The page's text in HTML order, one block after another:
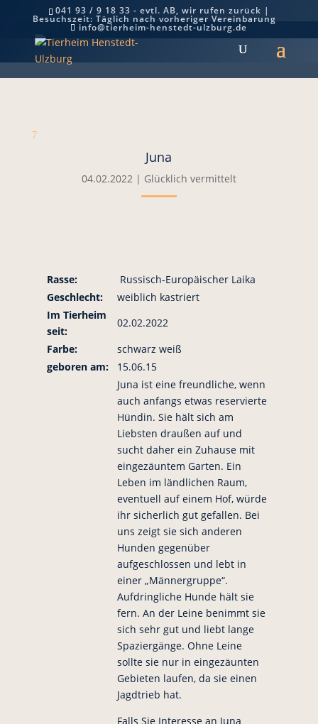
041 93 / 9 18 33 - evtl. AB, wir rufen zurück |
Besuchszeit: Täglich nach vorheriger Vereinbarung
info@tierheim-henstedt-ulzburg.de
Juna
7
Juna
04.02.2022| Glücklich vermittelt
Rasse:
Russisch-Europäischer Laika
Geschlecht:
weiblich kastriert
Im Tierheim
seit:
02.02.2022
Farbe:
schwarz weiß
geboren am:
15.06.15
Juna ist eine freundliche, wenn
auch anfangs etwas reservierte
Hündin. Sie hält sich am
Liebsten draußen auf und
sucht daher ein Zuhause mit
eingezäuntem Garten. Ein
Leben im ländlichen Raum,
eventuell auf einem Hof, würde
ihr sicherlich gut gefallen. Bei
uns zeigt sie sich anderen
Hunden gegenüber
aufgeschlossen und lebt in
einer „Männergruppe“.
Aufdringliche Hunde hält sie
fern. An der Leine benimmt sie
sich sehr gut und liebt lange
Spaziergänge. Ohne Leine
sollte sie nur in eingezäunten
Gebieten laufen, da sie einen
Jagdtrieb hat.
Falls Sie Interesse an Juna